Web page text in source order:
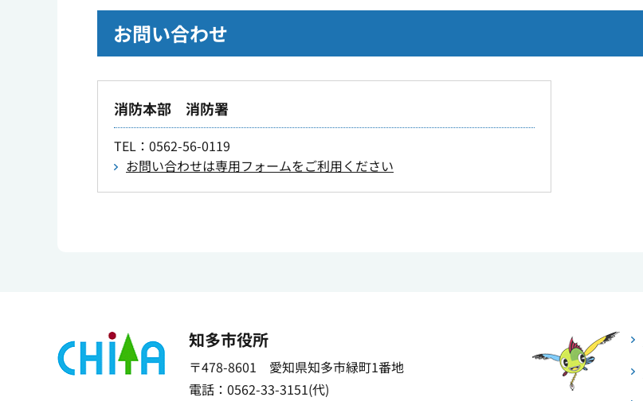
お問い合わせ
消防本部 消防署
TEL ：0562-56-0119
お問い合わせは専用フォームをご利用ください
知多市役所
〒478-8601 愛知県知多市緑町1番地
電話：0562-33-3151(代)